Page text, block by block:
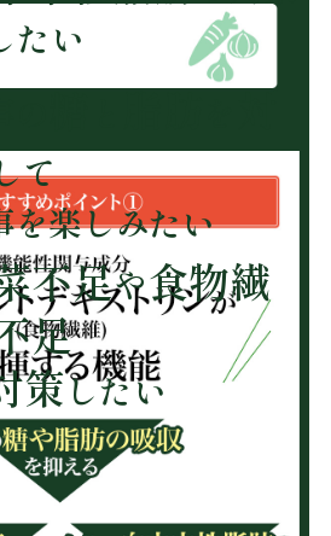
たい
て
を楽しみたい
不足や食物繊
足
策したい